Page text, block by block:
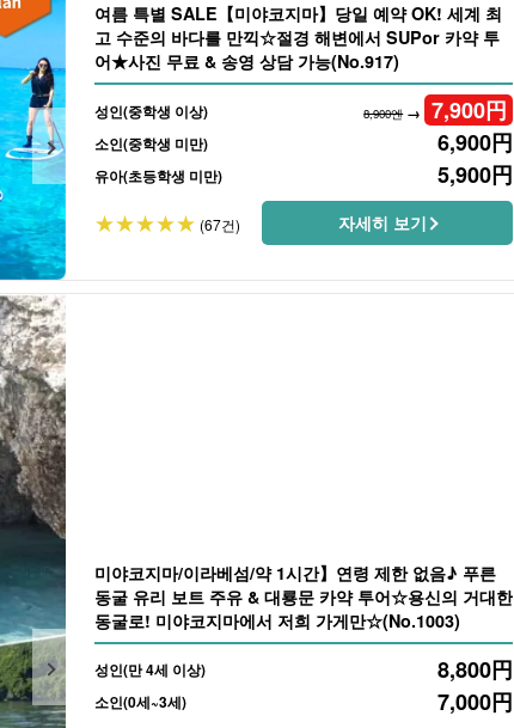
여름 특별 SALE【미야코지마】당일 예약 OK! 세계 최
고 수준의 바다를 만끽☆절경 해변에서 SUPor 카약 투
어★사진 무료 & 송영 상담 가능(No.917)
성인(중학생 이상) 8,900엔→ 7,900円
소인(중학생 미만) 6,900円
유아(초등학생 미만) 5,900円
(67건) 자세히 보기
미야코지마/이라베섬/약 1시간】연령 제한 없음♪ 푸른
동굴 유리 보트 주유 & 대룡문 카약 투어☆용신의 거대한
동굴로! 미야코지마에서 저희 가게만☆(No.1003)
성인(만 4세 이상) 8,800円
소인(0세~3세) 7,000円